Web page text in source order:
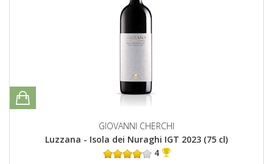
GIOVANNI CHERCHI
Luzzana - Isola dei Nuraghi IGT 2023 (75 cl)
4